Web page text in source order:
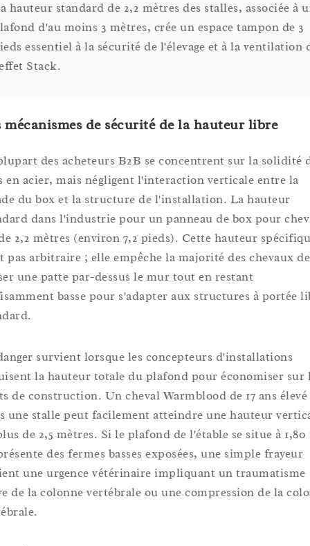
hauteur standard de 2,2 mètres des stalles, associée à
d'au moins 3 mètres, crée un espace tampon de 3
essentiel à la sécurité de l'élevage et à la ventilation
Stack.
mécanismes de sécurité de la hauteur libre
des acheteurs B2B se concentrent sur la solidité
en acier, mais négligent l'interaction verticale entre la
du box et la structure de l'installation. La hauteur
dans l'industrie pour un panneau de box pour
2,2 mètres (environ 7,2 pieds). Cette hauteur
pas arbitraire ; elle empêche la majorité des chevaux de
une patte par-dessus le mur tout en restant
basse pour s'adapter aux structures à portée
survient lorsque les concepteurs d'installations
la hauteur totale du plafond pour économiser sur
de construction. Un cheval Warmblood de 17 ans élevé
une stalle peut facilement atteindre une hauteur
de 2,5 mètres. Si le plafond de l'étable se situe à 1,80
des fermes basses exposées, une simple frayeur
une urgence vétérinaire impliquant un traumatisme
de la colonne vertébrale ou une compression de la